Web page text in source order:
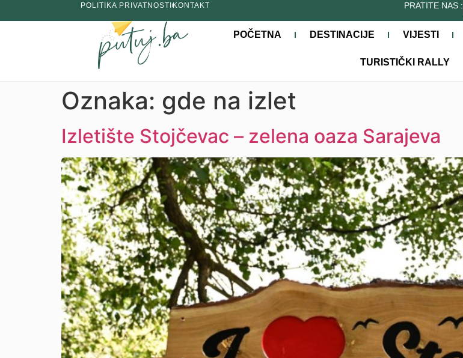
POLITIKA PRIVATNOSTIKONTAKT PRATITE NAS :
POČETNA DESTINACIJE VIJESTI
TURISTIČKI RALLY
Oznaka: gde na izlet
Izletište Stojčevac – zelena oaza Sarajeva